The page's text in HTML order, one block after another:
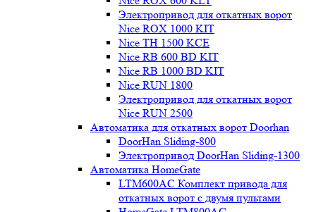
Электропривод для откатных ворот
Nice ROX 1000 KIT
Nice TH 1500 KCE
Nice RB 600 BD KIT
Nice RB 1000 BD KIT
Nice RUN 1800
Электропривод для откатных ворот
Nice RUN 2500
Автоматика для откатных ворот Doorhan
DoorHan Sliding-800
Электропривод DoorHan Sliding-1300
Автоматика HomeGate
LTM600AC Комплект привода для
откатных ворот с двумя пультами